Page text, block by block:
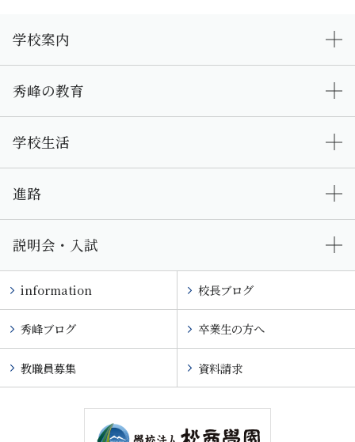
学校案内
秀峰の教育
学校生活
進路
説明会・入試
information 校長ブログ
秀峰ブログ 卒業生の方へ
教職員募集 資料請求